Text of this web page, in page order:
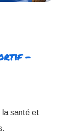
-
la santé et